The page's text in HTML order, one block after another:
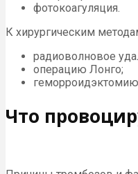
фотокоагуляция.
К хирургическим
радиоволновое
операцию Лонго;
Что